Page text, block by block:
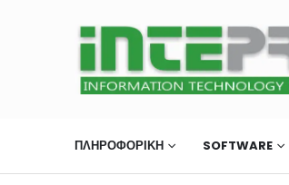
ΠΛΗΡΟΦΟΡΙΚΗ SOFTWARE